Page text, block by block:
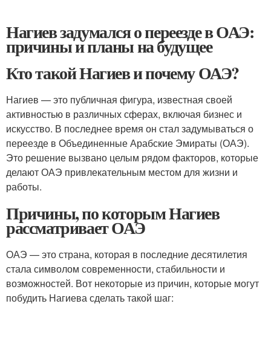
Нагиев задумался о переезде в ОАЭ:
причины и планы на будущее
Кто такой Нагиев и почему ОАЭ?
Нагиев — это публичная фигура, известная своей
активностью в различных сферах, включая бизнес и
искусство. В последнее время он стал задумываться о
переезде в Объединенные Арабские Эмираты (ОАЭ).
Это решение вызвано целым рядом факторов, которые
делают ОАЭ привлекательным местом для жизни и
работы.
Причины, по которым Нагиев
рассматривает ОАЭ
ОАЭ — это страна, которая в последние десятилетия
стала символом современности, стабильности и
возможностей. Вот некоторые из причин, которые могут
побудить Нагиева сделать такой шаг: